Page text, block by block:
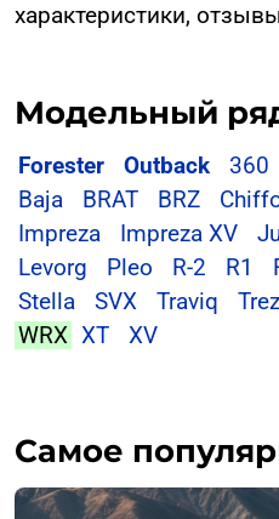
характеристики,
Модельный
Forester Outback 360
Baja
BRAT BRZ
Impreza
Impreza XV
Levorg
Pleo R-2 R1
Stella
SVX Traviq
WRX XT XV
Самое